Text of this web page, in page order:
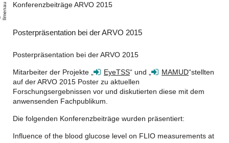
Konferenzbeiträge ARVO 2015
u
Posterpräsentation bei der ARVO 2015
Posterpräsentation bei der ARVO 2015
Mitarbeiter der Projekte „ EyeTSS“ und „ MAMUD“stellten
auf der ARVO 2015 Poster zu aktuellen
Forschungsergebnissen vor und diskutierten diese mit dem
anwensenden Fachpublikum.
Die folgenden Konferenzbeiträge wurden präsentiert:
Influence of the blood glucose level on FLIO measurements at